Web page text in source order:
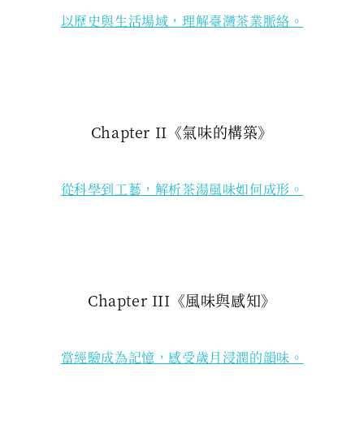
以歷史與生活場域，理解臺灣茶業脈絡。
Chapter II《氣味的構築》
從科學到工藝，解析茶湯風味如何成形。
Chapter III《風味與感知》
當經驗成為記憶，感受歲月浸潤的韻味。